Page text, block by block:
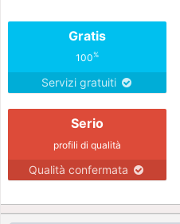
Gratis
100%
Servizi gratuiti
Serio
profili di qualità
Qualità confermata